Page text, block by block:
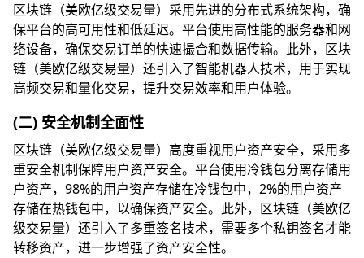
区块链（美欧亿级交易量）采用先进的分布式系统架构，确
保平台的高可用性和低延迟。平台使用高性能的服务器和网
络设备，确保交易订单的快速撮合和数据传输。此外，区块
链（美欧亿级交易量）还引入了智能机器人技术，用于实现
高频交易和量化交易，提升交易效率和用户体验。
(二) 安全机制全面性
区块链（美欧亿级交易量）高度重视用户资产安全，采用多
重安全机制保障用户资产安全。平台使用冷钱包分离存储用
户资产，98%的用户资产存储在冷钱包中，2%的用户资产
存储在热钱包中，以确保资产安全。此外，区块链（美欧亿
级交易量）还引入了多重签名技术，需要多个私钥签名才能
转移资产，进一步增强了资产安全性。